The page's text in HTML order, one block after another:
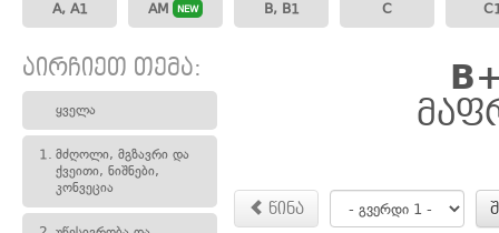
A, A1 AM NEW B, B1 C
აირჩიეთ თემა:
ყველა
1. მძღოლი, მგზავრი და
ქვეითი, ნიშნები,
კონვეცია
წინა